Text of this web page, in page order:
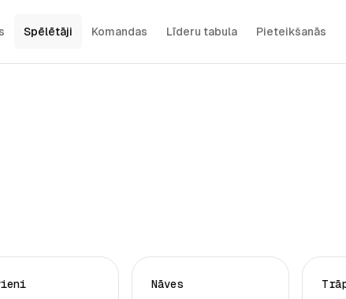
Spēlētāji Komandas Līderu tabula Pieteikšanās
Nāves